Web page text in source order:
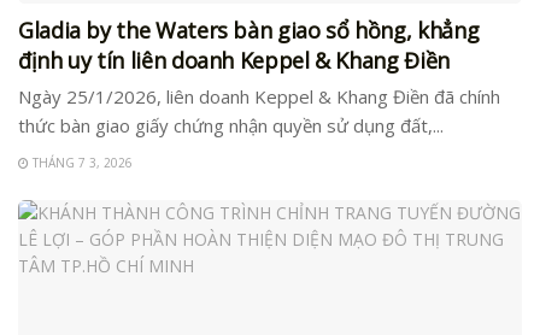
Gladia by the Waters bàn giao sổ hồng, khẳng
định uy tín liên doanh Keppel & Khang Điền
Ngày 25/1/2026, liên doanh Keppel & Khang Điền đã chính
thức bàn giao giấy chứng nhận quyền sử dụng đất,...
THÁNG 7 3, 2026